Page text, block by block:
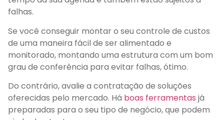
falhas.
Se você conseguir montar o seu controle de custos
de uma maneira fácil de ser alimentado e
monitorado, montando uma estrutura com um bom
grau de conferência para evitar falhas, ótimo.
Do contrário, avalie a contratação de soluções
oferecidas pelo mercado. Há boas ferramentas já
preparadas para o seu tipo de negócio, que podem